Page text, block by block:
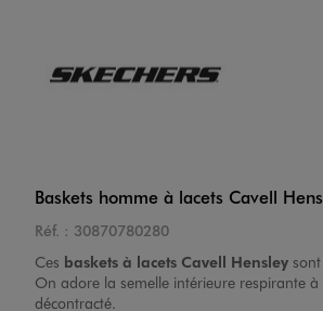
Image 6 sur 6
Baskets homme à lacets Cavell
Réf. : 30870780280
Ces baskets à lacets Cavell Hensley
On adore la semelle intérieure respirante
décontracté.